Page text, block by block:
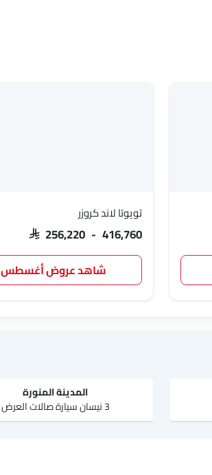
تويوتا لاند كروزر
SAR 256,220 - 416,760
شاهد عروض أغسطس
المدينة المنورة
3 نيسان سيارة صالات العرض